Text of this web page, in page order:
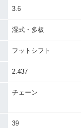
3.6
湿式・多板
フットシフト
2.437
チェーン
39